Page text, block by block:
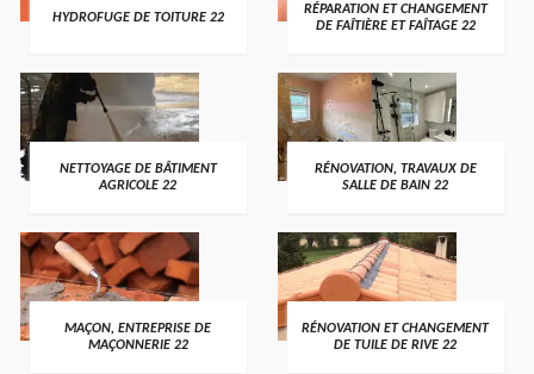
HYDROFUGE DE TOITURE 22
RÉPARATION ET CHANGEMENT
DE FAÎTIÈRE ET FAÎTAGE 22
NETTOYAGE DE BÂTIMENT
AGRICOLE 22
RÉNOVATION, TRAVAUX DE
SALLE DE BAIN 22
MAÇON, ENTREPRISE DE
MAÇONNERIE 22
RÉNOVATION ET CHANGEMENT
DE TUILE DE RIVE 22